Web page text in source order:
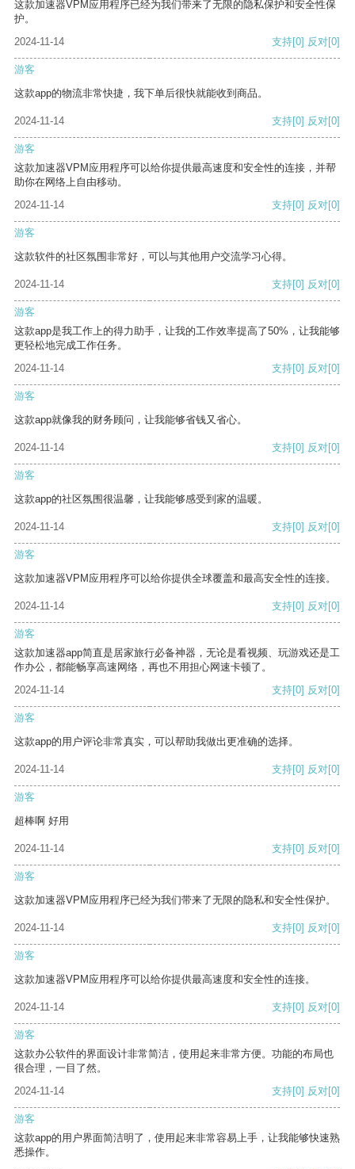
这款加速器VPM应用程序已经为我们带来了无限的隐私保护和安全性保
护。
2024-11-14
支持[0] 反对[0]
游客
这款app的物流非常快捷，我下单后很快就能收到商品。
2024-11-14 支持[0] 反对[0]
游客
这款加速器VPM应用程序可以给你提供最高速度和安全性的连接，并帮
助你在网络上自由移动。
2024-11-14
支持[0] 反对[0]
游客
这款软件的社区氛围非常好，可以与其他用户交流学习心得。
2024-11-14 支持[0] 反对[0]
游客
这款app是我工作上的得力助手，让我的工作效率提高了50%，让我能够
更轻松地完成工作任务。
2024-11-14
支持[0] 反对[0]
游客
这款app就像我的财务顾问，让我能够省钱又省心。
2024-11-14 支持[0] 反对[0]
游客
这款app的社区氛围很温馨，让我能够感受到家的温暖。
2024-11-14 支持[0] 反对[0]
游客
这款加速器VPM应用程序可以给你提供全球覆盖和最高安全性的连接。
2024-11-14 支持[0] 反对[0]
游客
这款加速器app简直是居家旅行必备神器，无论是看视频、玩游戏还是工
作办公，都能畅享高速网络，再也不用担心网速卡顿了。
2024-11-14
支持[0] 反对[0]
游客
这款app的用户评论非常真实，可以帮助我做出更准确的选择。
2024-11-14 支持[0] 反对[0]
游客
超棒啊 好用
2024-11-14 支持[0] 反对[0]
游客
这款加速器VPM应用程序已经为我们带来了无限的隐私和安全性保护。
2024-11-14 支持[0] 反对[0]
游客
这款加速器VPM应用程序可以给你提供最高速度和安全性的连接。
2024-11-14 支持[0] 反对[0]
游客
这款办公软件的界面设计非常简洁，使用起来非常方便。功能的布局也
很合理，一目了然。
2024-11-14
支持[0] 反对[0]
游客
这款app的用户界面简洁明了，使用起来非常容易上手，让我能够快速熟
悉操作。